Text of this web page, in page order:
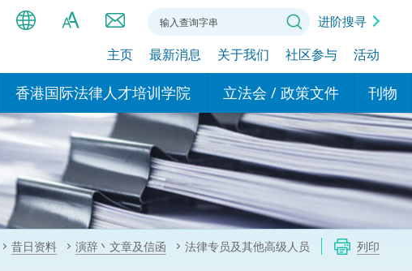
简
EN
Bahasa Indonesia (印尼语)
हिन्दी (印度语)
नेपाली (尼泊尔语)
ਪੰਜਾਬੀ (旁遮普语)
A
A
进阶搜寻
主页 最新消息 关于我们 社区参与 活动
构在香港设立办事
香港国际法律人才培训学院
我们的学院
我们的专家委员会
我们的办公室
我们的培训课程和能力建设项
立法会 / 政策文件
现行政策措施
政策文件
特别财务委员会
刊物
基本
粤港
民事
昔日资料 演辞丶文章及信函 法律专员及其他高级人员 列印